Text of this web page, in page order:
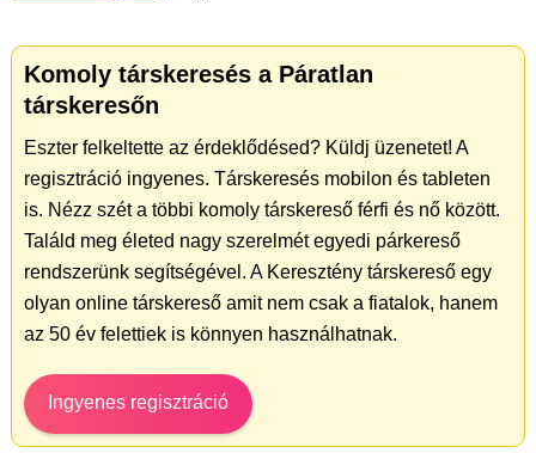
Komoly társkeresés a Páratlan
társkeresőn
Eszter felkeltette az érdeklődésed? Küldj üzenetet! A
regisztráció ingyenes. Társkeresés mobilon és tableten
is. Nézz szét a többi komoly társkereső férfi és nő között.
Találd meg életed nagy szerelmét egyedi párkereső
rendszerünk segítségével. A Keresztény társkereső egy
olyan online társkereső amit nem csak a fiatalok, hanem
az 50 év felettiek is könnyen használhatnak.
Ingyenes regisztráció